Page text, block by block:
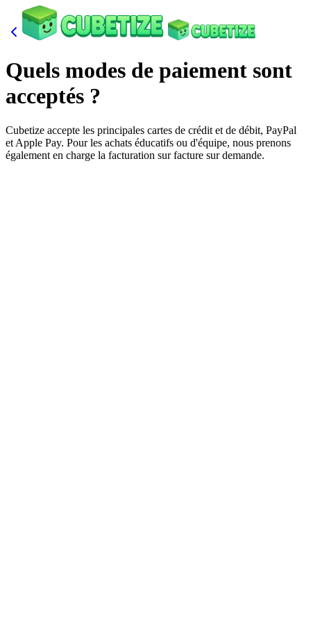
Quels modes de paiement sont
acceptés ?
Cubetize accepte les principales cartes de crédit et de débit, PayPal
et Apple Pay. Pour les achats éducatifs ou d'équipe, nous prenons
également en charge la facturation sur facture sur demande.